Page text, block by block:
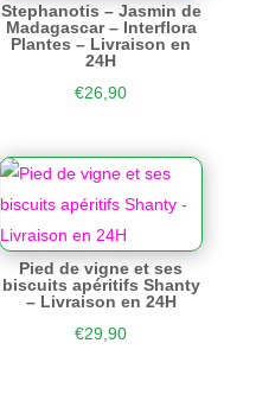
Stephanotis – Jasmin de
Madagascar – Interflora
Plantes – Livraison en
24H
€26,90
Pied de vigne et ses
biscuits apéritifs Shanty
– Livraison en 24H
€29,90